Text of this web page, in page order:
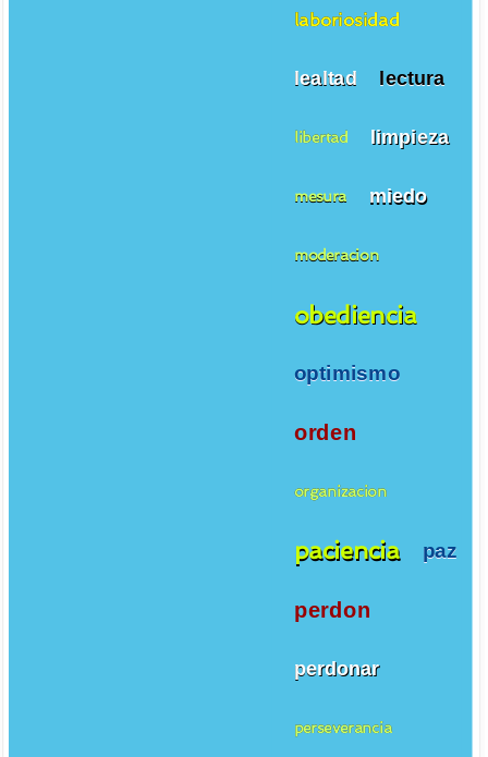
laboriosidad
lealtad lectura
libertad limpieza
mesura miedo
moderacion
obediencia
optimismo
orden
organizacion
paciencia paz
perdon
perdonar
perseverancia